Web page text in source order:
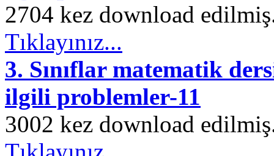
2704 kez download
Tıklayınız...
3. Sınıflar matematik
ilgili problemler-11
3002 kez download